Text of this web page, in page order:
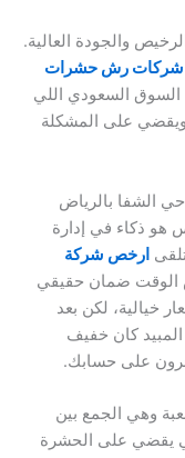
والجودة العالية.
السوق السعودي اللي
على المشكلة
الشفا بالرياض
هو ذكاء في إدارة
ارخص شركة
ضمان حقيقي
خيالية، لكن بعد
كان خفيف
على حسابك.
وهي الجمع بين
يقضي على الحشرة